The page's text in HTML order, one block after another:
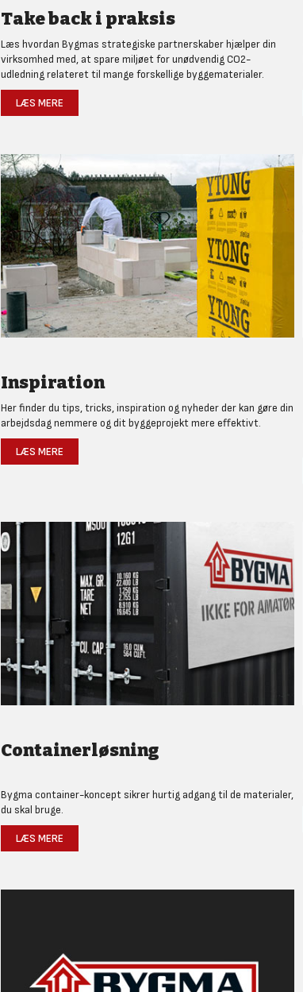
Take back i praksis
Læs hvordan Bygmas strategiske partnerskaber hjælper din
virksomhed med, at spare miljøet for unødvendig CO2-
udledning relateret til mange forskellige byggematerialer.
LÆS MERE
Inspiration
Her finder du tips, tricks, inspiration og nyheder der kan gøre din
arbejdsdag nemmere og dit byggeprojekt mere effektivt.
LÆS MERE
Containerløsning
Bygma container-koncept sikrer hurtig adgang til de materialer,
du skal bruge.
LÆS MERE